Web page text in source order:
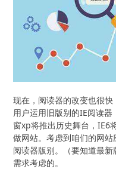
现在，阅读器的改变也很
用户运用旧版别的IE阅读
窗xp将推出历史舞台，IE6
做网站。考虑到咱们的网
阅读器版别。（要知道最
需求考虑的。